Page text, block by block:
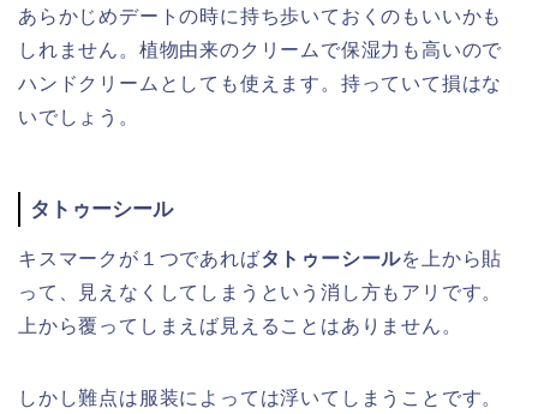
あらかじめデートの時に持ち歩いておくのもいいかも
しれません。植物由来のクリームで保湿力も高いので
ハンドクリームとしても使えます。持っていて損はな
いでしょう。
タトゥーシール
キスマークが１つであればタトゥーシールを上から貼
って、見えなくしてしまうという消し方もアリです。
上から覆ってしまえば見えることはありません。
しかし難点は服装によっては浮いてしまうことです。